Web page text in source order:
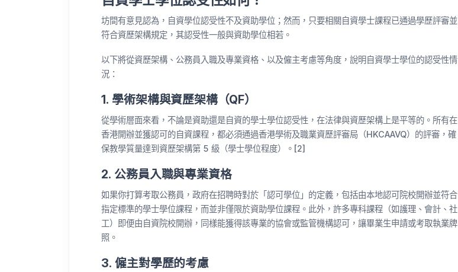
坊間有意見認為，自資學位認受性不及資助學位；然而，只要相關自資學士課程已通過學歷評審並
符合資歷架構規定，其認受性一般與資助學位相若。
以下將從資歷架構、公務員入職及專業資格、以及僱主考慮等角度，說明自資學士學位的認受性情
況：
1. 學術架構與資歷架構（QF）
從學術層面來看，不論是資助還是自資的學士學位認受性，在法律與資歷架構上是平等的。所有在
香港開辦並獲認可的自資課程，都必須通過香港學術及職業資歷評審局（HKCAAVQ）的評審，確
保教學質量達到資歷架構第 5 級（學士學位程度）。[2]
2. 公務員入職與專業資格
如果你打算考取公務員，政府在招聘時對於「認可學位」的定義，包括由本地認可院校開辦並符合
指定標準的學士學位課程，而並非僅限於資助學位課程。此外，許多專科課程（如護理、會計、社
工）即便由自資院校開辦，同樣能獲得該專業的協會或監管機構認可，讓畢業生申請或考取執業牌
照。
3. 僱主對學歷的考慮